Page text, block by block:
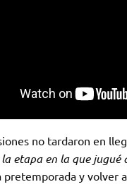
no tardaron en
etapa en la que jugué
pretemporada y volver